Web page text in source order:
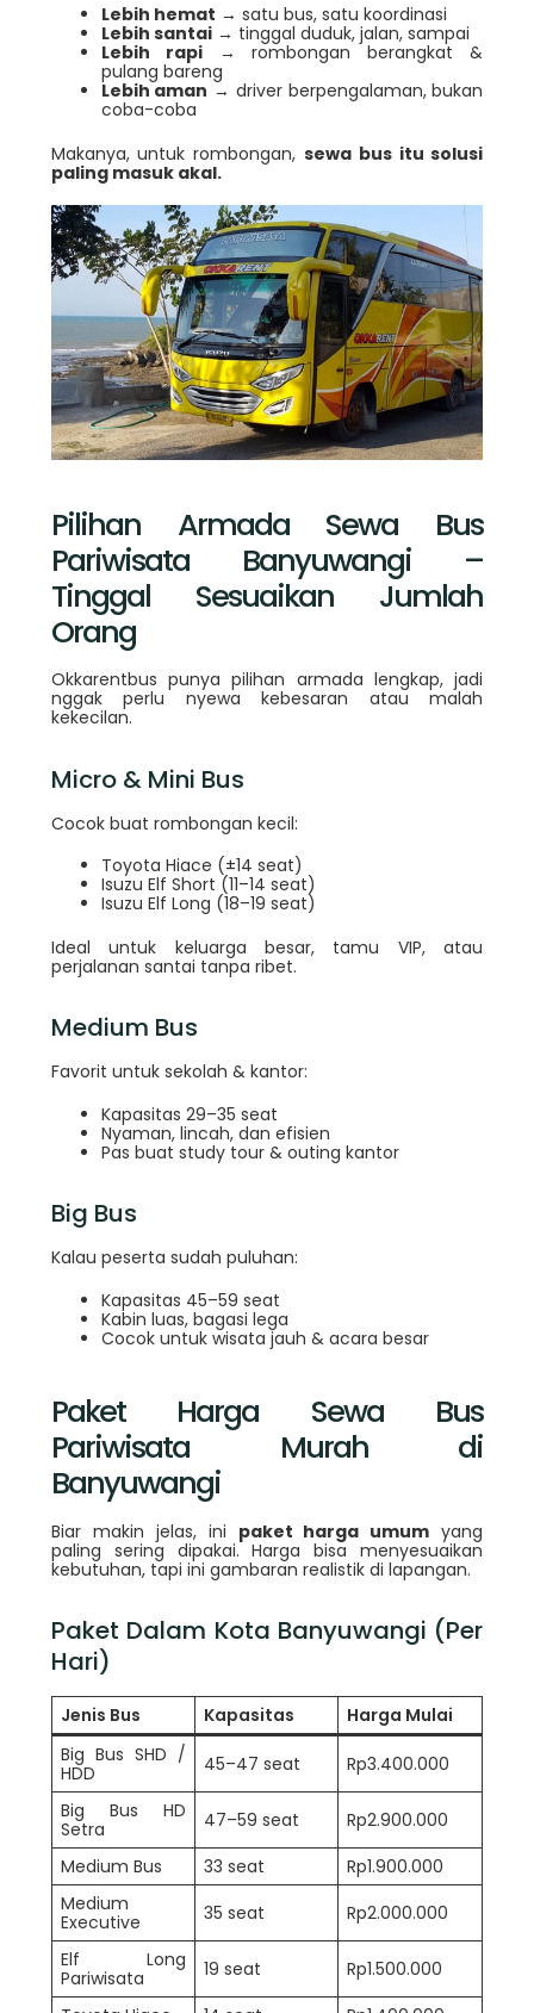
Lebih hemat → satu bus, satu koordinasi
Lebih santai→ tinggal duduk, jalan, sampai
Lebih rapi→ rombongan berangkat &
pulang bareng
Lebih aman → driver berpengalaman, bukan
coba-coba
Makanya, untuk rombongan, sewa bus itu solusi
paling masuk akal.
Pilihan Armada Sewa Bus
Pariwisata Banyuwangi –
Tinggal Sesuaikan Jumlah
Orang
Okkarentbus punya pilihan armada lengkap, jadi
nggak perlu nyewa kebesaran atau malah
kekecilan.
Micro & Mini Bus
Cocok buat rombongan kecil:
Toyota Hiace (±14 seat)
Isuzu Elf Short (11–14 seat)
Isuzu Elf Long (18–19 seat)
Ideal untuk keluarga besar, tamu VIP, atau
perjalanan santai tanpa ribet.
Medium Bus
Favorit untuk sekolah & kantor:
Kapasitas 29–35 seat
Nyaman, lincah, dan efisien
Pas buat study tour & outing kantor
Big Bus
Kalau peserta sudah puluhan:
Kapasitas 45–59 seat
Kabin luas, bagasi lega
Cocok untuk wisata jauh & acara besar
Paket Harga Sewa Bus
Pariwisata Murah di
Banyuwangi
Biar makin jelas, ini paket harga umum yang
paling sering dipakai. Harga bisa menyesuaikan
kebutuhan, tapi ini gambaran realistik di lapangan.
Paket Dalam Kota Banyuwangi (Per
Hari)
Jenis Bus Kapasitas
Harga Mulai
Big Bus SHD /
HDD
45–47 seat
Rp3.400.000
Big Bus HD
Setra
47–59 seat
Rp2.900.000
Medium Bus
33 seat
Rp1.900.000
Medium
Executive
35 seat
Rp2.000.000
Elf Long
Pariwisata
19 seat
Rp1.500.000